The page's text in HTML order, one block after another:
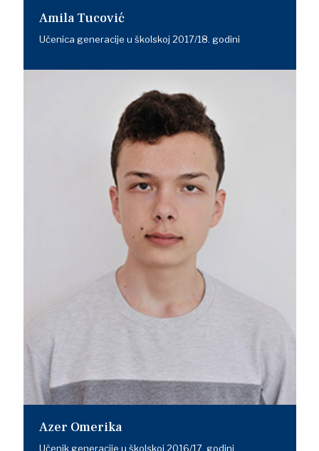
Amila Tucović
Učenica generacije u školskoj 2017/18. godini
Azer Omerika
Učenik generacije u školskoj 2016/17. godini